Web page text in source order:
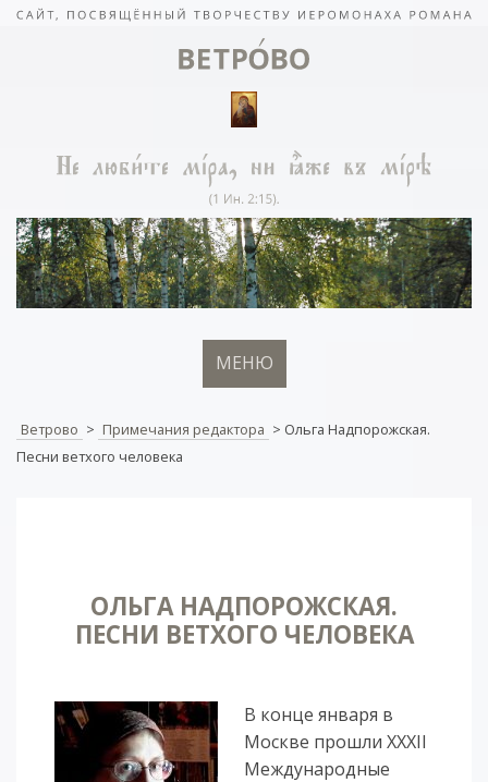
МЕНЮ
Ветрово > Примечания редактора > Ольга Надпорожская.
Песни ветхого человека
ОЛЬГА НАДПОРОЖСКАЯ.
ПЕСНИ ВЕТХОГО ЧЕЛОВЕКА
В кон­це ян­ва­ря в
Москве про­шли XXXII
Меж­ду­на­род­ные